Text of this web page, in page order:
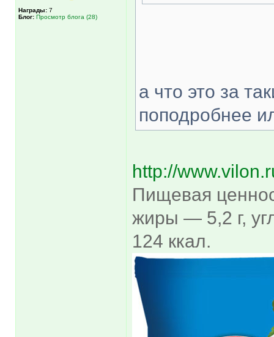
Награды: 7
Блог: Просмотр блога (28)
а что это за
поподробнее
http://
Пищевая
жиры — 5,2 г,
124 ккал.